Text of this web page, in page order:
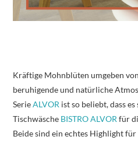
Kräftige Mohnblüten umgeben
beruhigende und natürliche
SerieALVOR ist so beliebt, dass
Tischwäsche BISTRO ALVORfür
Beide sind ein echtes Highlight